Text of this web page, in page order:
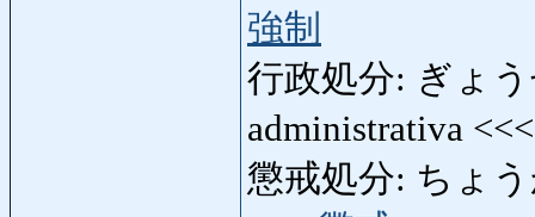
強制
行政処分: ぎょ
administrativa
懲戒処分: ちょ